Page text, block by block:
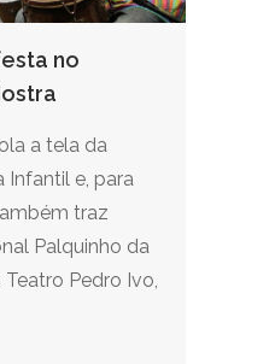
no
a tela da
Infantil e, para
traz
Palquinho da
Pedro Ivo,